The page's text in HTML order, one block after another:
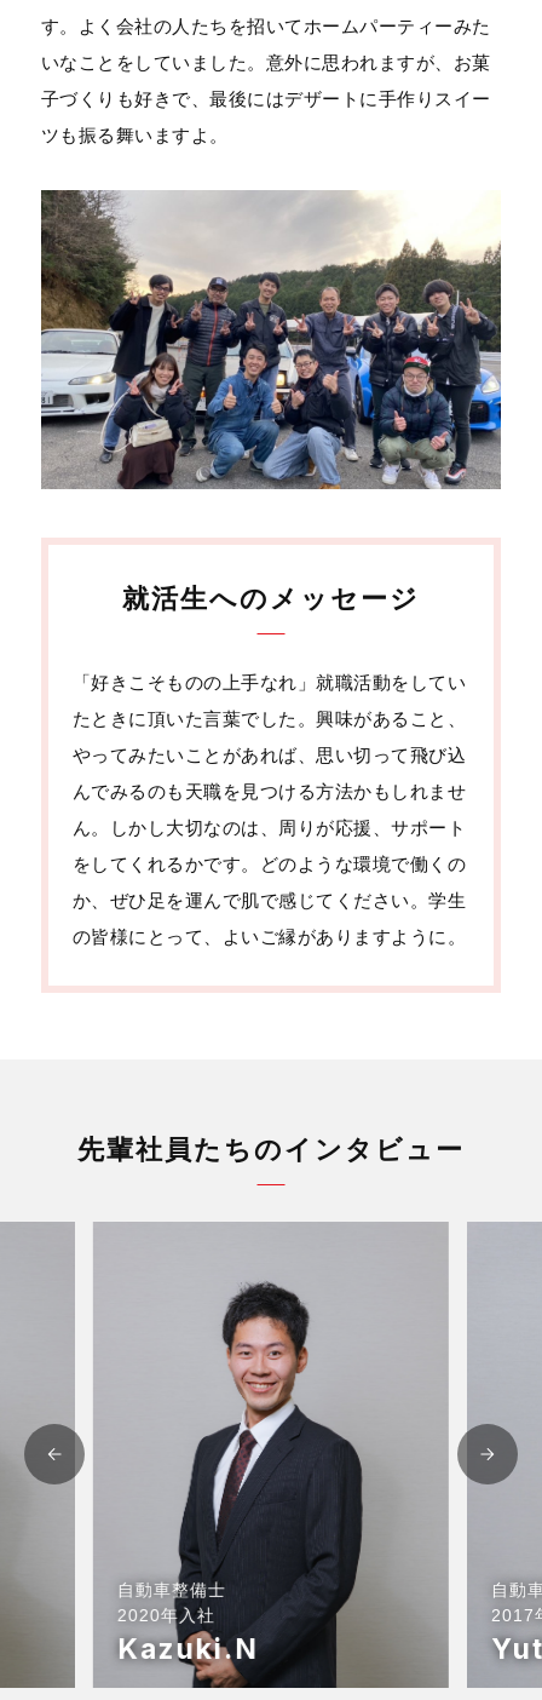
す。よく会社の人たちを招いてホームパーティーみた
いなことをしていました。意外に思われますが、お菓
子づくりも好きで、最後にはデザートに手作りスイー
ツも振る舞いますよ。
就活生へのメッセージ
「好きこそものの上手なれ」就職活動をしてい
たときに頂いた言葉でした。興味があること、
やってみたいことがあれば、思い切って飛び込
んでみるのも天職を見つける方法かもしれませ
ん。しかし大切なのは、周りが応援、サポート
をしてくれるかです。どのような環境で働くの
か、ぜひ足を運んで肌で感じてください。学生
の皆様にとって、よいご縁がありますように。
先輩社員たちのインタビュー
自動車整備士
2017年入社
Yuto.Y